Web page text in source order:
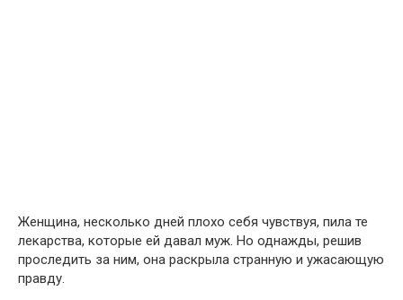
Женщина, несколько дней плохо себя чувствуя, пила те
лекарства, которые ей давал муж. Но однажды, решив
проследить за ним, она раскрыла странную и ужасающую
правду.